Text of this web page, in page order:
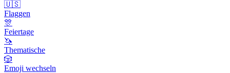
🇺🇸
Flaggen
🎊
Feiertage
🦄
Thematische
🎲
Emoji wechseln